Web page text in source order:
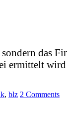
das
ermittelt
, blz 2 Comments